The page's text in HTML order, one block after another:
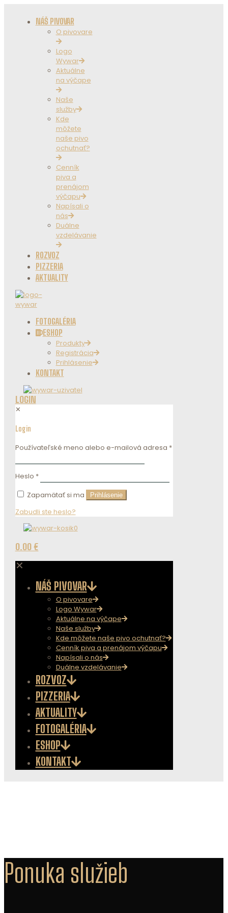
NÁŠ PIVOVAR
O pivovare
Logo
Wywar
Aktuálne
na výčape
Naše
služby
Kde
môžete
naše pivo
ochutnať?
Cenník
piva a
prenájom
výčapu
Napísali o
nás
Duálne
vzdelávanie
ROZVOZ
PIZZERIA
AKTUALITY
FOTOGALÉRIA
ESHOP
Produkty
Registrácia
Prihlásenie
KONTAKT
LOGIN
✕
Login
Používateľské meno alebo e-mailová adresa *
Heslo *
Zapamätať si ma
Prihlásenie
Zabudli ste heslo?
0
0.00 €
✕
NÁŠ PIVOVAR
O pivovare
Logo Wywar
Aktuálne na výčape
Naše služby
Kde môžete naše pivo ochutnať?
Cenník piva a prenájom výčapu
Napísali o nás
Duálne vzdelávanie
ROZVOZ
PIZZERIA
AKTUALITY
FOTOGALÉRIA
ESHOP
KONTAKT
Ponuka služieb